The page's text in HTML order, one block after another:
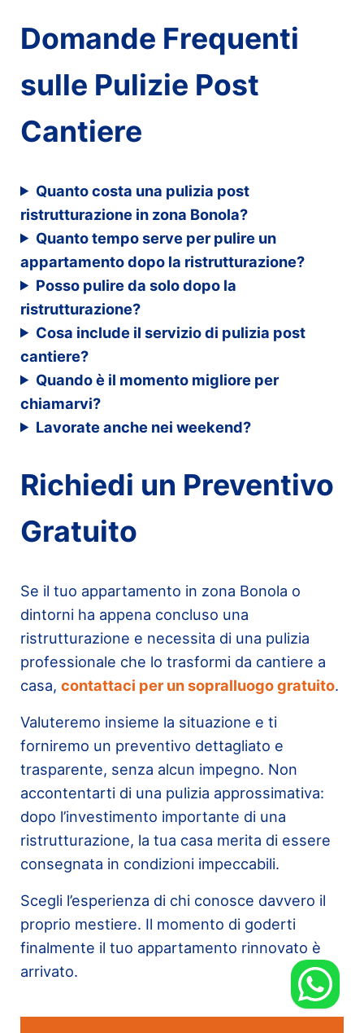
Domande Frequenti
sulle Pulizie Post
Cantiere
Quanto costa una pulizia post
ristrutturazione in zona Bonola?
Quanto tempo serve per pulire un
appartamento dopo la ristrutturazione?
Posso pulire da solo dopo la
ristrutturazione?
Cosa include il servizio di pulizia post
cantiere?
Quando è il momento migliore per
chiamarvi?
Lavorate anche nei weekend?
Richiedi un Preventivo
Gratuito
Se il tuo appartamento in zona Bonola o
dintorni ha appena concluso una
ristrutturazione e necessita di una pulizia
professionale che lo trasformi da cantiere a
casa, contattaci per un sopralluogo gratuito.
Valuteremo insieme la situazione e ti
forniremo un preventivo dettagliato e
trasparente, senza alcun impegno. Non
accontentarti di una pulizia approssimativa:
dopo l’investimento importante di una
ristrutturazione, la tua casa merita di essere
consegnata in condizioni impeccabili.
Scegli l’esperienza di chi conosce davvero il
proprio mestiere. Il momento di goderti
finalmente il tuo appartamento rinnovato è
arrivato.